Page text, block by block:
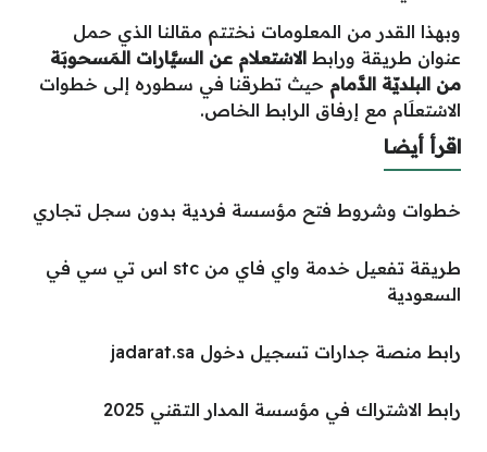
وبهذا القدر من المعلومات نختتم مقالنا الذي حمل
عنوان طريقة ورابط الاسْتعلام عن السيَّارات المَسحوبَة
من البلديّة الدَّمام حيث تطرقنا في سطوره إلى خطوات
الاسْتعلَام مع إرفاق الرابط الخاص.
اقرأ أيضا
خطوات وشروط فتح مؤسسة فردية بدون سجل تجاري
طريقة تفعيل خدمة واي فاي من stc اس تي سي في
السعودية
رابط منصة جدارات تسجيل دخول jadarat.sa
رابط الاشتراك في مؤسسة المدار التقني 2025